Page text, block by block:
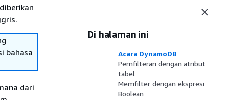
bahasa
dari
Di halaman ini
Acara DynamoDB
Pemfilteran dengan atribut
tabel
Memfilter dengan ekspresi
Boolean